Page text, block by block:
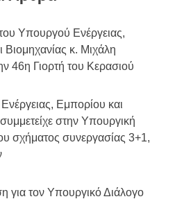
Υπουργού Ενέργειας,
Βιομηχανίας κ. Μιχάλη
46η Γιορτή του Κερασιού
Εμπορίου και
στην Υπουργική
σχήματος συνεργασίας 3+1,
για τον Υπουργικό Διάλογο